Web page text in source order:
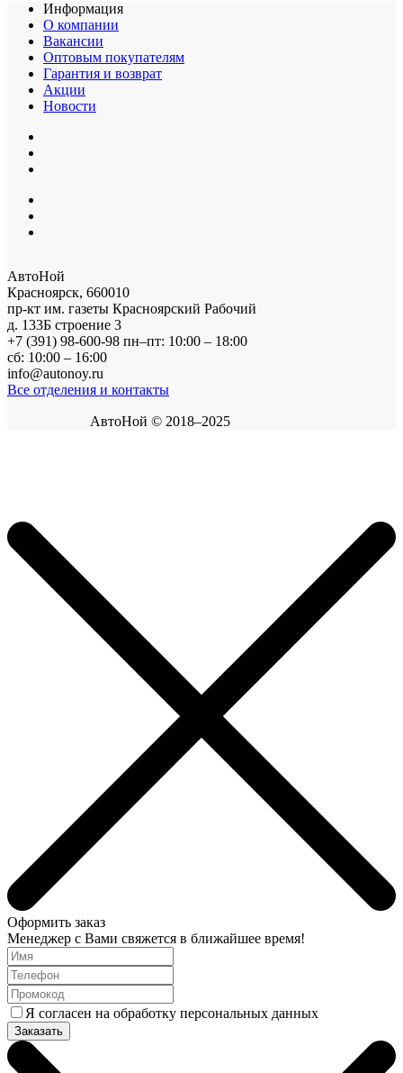
Информация
О компании
Вакансии
Оптовым покупателям
Гарантия и возврат
Акции
Новости
АвтоНой
Красноярск, 660010
пр-кт им. газеты Красноярский Рабочий
д. 133Б строение 3
+7 (391) 98-600-98 пн–пт: 10:00 – 18:00
сб: 10:00 – 16:00
info@autonoy.ru
Все отделения и контакты
АвтоНой © 2018–2025
Оформить заказ
Менеджер с Вами свяжется в ближайшее время!
Я согласен на обработку персональных данных
Заказать